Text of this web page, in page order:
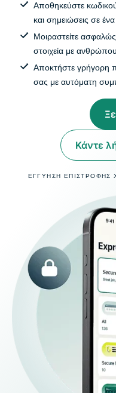
Αποθηκεύστε
και σημειώσεις σε
Μοιραστείτε
στοιχεία με
Αποκτήστε γρήγορη
σας με αυτόματη
Κάντε
ΕΓΓΥΗΣΗ ΕΠΙΣΤΡΟΦΗΣ